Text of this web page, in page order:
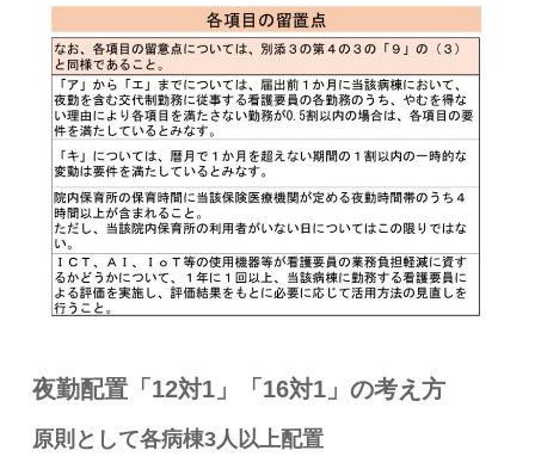
夜勤配置「12対1」「16対1」の考え方
原則として各病棟3人以上配置